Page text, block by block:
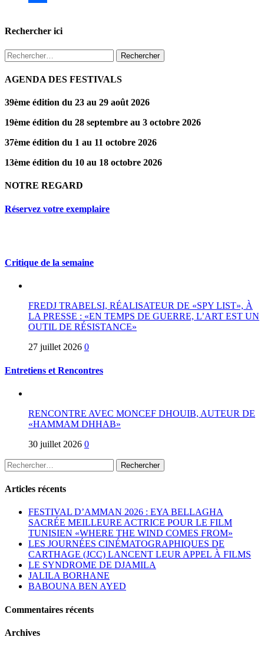
Rechercher ici
Rechercher :
AGENDA DES FESTIVALS
39ème édition du 23 au 29 août 2026
19ème édition du 28 septembre au 3 octobre 2026
37ème édition du 1 au 11 octobre 2026
13ème édition du 10 au 18 octobre 2026
NOTRE REGARD
Réservez votre exemplaire
Critique de la semaine
FREDJ TRABELSI, RÉALISATEUR DE «SPY LIST», À
LA PRESSE : «EN TEMPS DE GUERRE, L’ART EST UN
OUTIL DE RÉSISTANCE»
27 juillet 2026 0
Entretiens et Rencontres
RENCONTRE AVEC MONCEF DHOUIB, AUTEUR DE
«HAMMAM DHHAB»
30 juillet 2026 0
Rechercher :
Articles récents
FESTIVAL D’AMMAN 2026 : EYA BELLAGHA
SACRÉE MEILLEURE ACTRICE POUR LE FILM
TUNISIEN «WHERE THE WIND COMES FROM»
LES JOURNÉES CINÉMATOGRAPHIQUES DE
CARTHAGE (JCC) LANCENT LEUR APPEL À FILMS
LE SYNDROME DE DJAMILA
JALILA BORHANE
BABOUNA BEN AYED
Commentaires récents
Archives